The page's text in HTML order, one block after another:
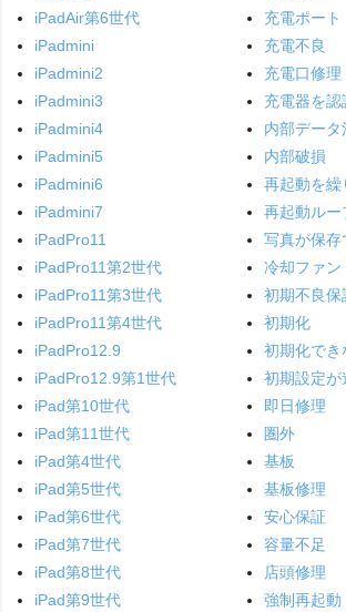
iPadAir第6世代
iPadmini
iPadmini2
iPadmini3
iPadmini4
iPadmini5
iPadmini6
iPadmini7
iPadPro11
iPadPro11第2世代
iPadPro11第3世代
iPadPro11第4世代
iPadPro12.9
iPadPro12.9第1世代
iPad第10世代
iPad第11世代
iPad第4世代
iPad第5世代
iPad第6世代
iPad第7世代
iPad第8世代
iPad第9世代
充電ポート
充電不良
充電口修理
充電器を認
内部データ
内部破損
再起動を繰
再起動ルー
写真が保存
冷却ファン
初期不良保
初期化
初期化でき
初期設定が
即日修理
圏外
基板
基板修理
安心保証
容量不足
店頭修理
強制再起動